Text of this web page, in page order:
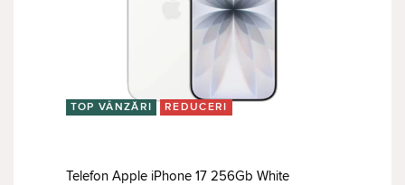
TOP VÂNZĂRI REDUCERI
Telefon Apple iPhone 17 256Gb White